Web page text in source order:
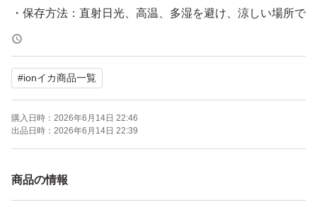
・保存方法：直射日光、高温、多湿を避け、涼しい場所で
保管して下さい。
【訳ありの理由】
商品加工の際に出た端材を使用
中身は正規品と同じなので、品質・味は問題ありません。
＊保存に便利なチャック付き
#ionイカ商品一覧
購入日時： 2026年6月14日 22:46
出品日時： 2026年6月14日 22:39
商品の情報